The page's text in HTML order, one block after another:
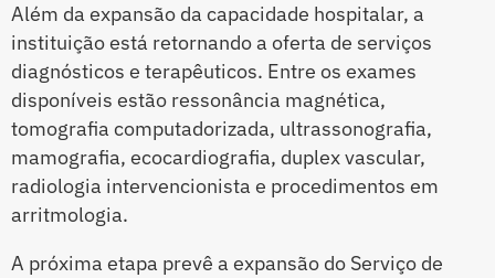
Além da expansão da capacidade hospitalar, a
instituição está retornando a oferta de serviços
diagnósticos e terapêuticos. Entre os exames
disponíveis estão ressonância magnética,
tomografia computadorizada, ultrassonografia,
mamografia, ecocardiografia, duplex vascular,
radiologia intervencionista e procedimentos em
arritmologia.
A próxima etapa prevê a expansão do Serviço de